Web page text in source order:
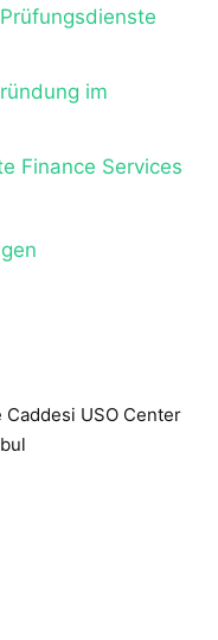
im
Finance Services
USO Center